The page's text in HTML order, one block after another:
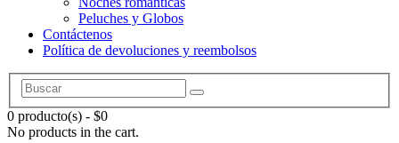
Peluches y Globos
Contáctenos
Política de devoluciones y reembolsos
0 producto(s) - $0
No products in the cart.